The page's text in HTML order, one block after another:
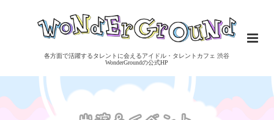
各方面で活躍するタレントに会えるアイドル・タレントカフェ 渋谷
WonderGroundの公式HP